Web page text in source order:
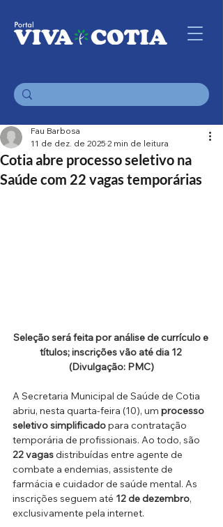
Cotia abre processo seletivo na
Saúde com 22 vagas temporárias
Fau Barbosa
11 de dez. de 2025 2 min de leitura
Seleção será feita por análise de currículo e
títulos; inscrições vão até dia 12
(Divulgação: PMC)
A Secretaria Municipal de Saúde de Cotia
abriu, nesta quarta-feira (10), um processo
seletivo simplificado para contratação
temporária de profissionais. Ao todo, são
22 vagas distribuídas entre agente de
combate a endemias, assistente de
farmácia e cuidador de saúde mental. As
inscrições seguem até 12 de dezembro,
exclusivamente pela internet.